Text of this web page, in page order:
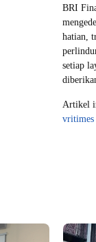
BRI
hatian,
setiap
Artikel
vritimes